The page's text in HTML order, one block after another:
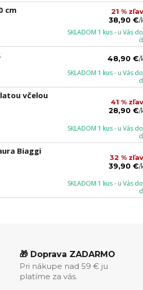
cm 21 %
38,90 €/
SKLADOM 1 kus - u Vás
48,90 €/
SKLADOM 1 kus - u Vás
včelou
41 %
28,90 €/
SKLADOM 1 kus - u Vás
Biaggi
32 %
39,90 €/
SKLADOM 1 kus - u Vás
🎁 Doprava ZADARMO
Pri nákupe nad 59 € ju
platíme za vás.